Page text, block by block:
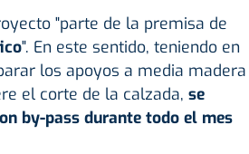
"parte de la premisa de
". En este sentido, teniendo en
los apoyos a media madera
el corte de la calzada, se
by-pass durante todo el mes